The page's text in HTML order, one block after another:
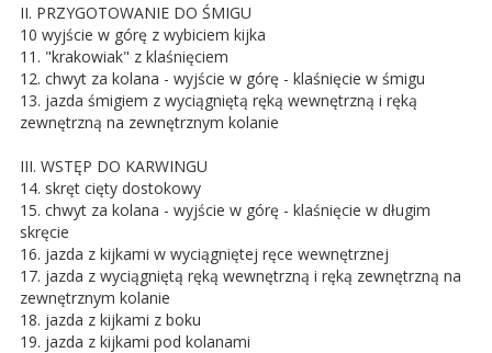
II. PRZYGOTOWANIE DO ŚMIGU
10 wyjście w górę z wybiciem kijka
11. "krakowiak" z klaśnięciem
12. chwyt za kolana - wyjście w górę - klaśnięcie w śmigu
13. jazda śmigiem z wyciągniętą ręką wewnętrzną i ręką
zewnętrzną na zewnętrznym kolanie
III. WSTĘP DO KARWINGU
14. skręt cięty dostokowy
15. chwyt za kolana - wyjście w górę - klaśnięcie w długim
skręcie
16. jazda z kijkami w wyciągniętej ręce wewnętrznej
17. jazda z wyciągniętą ręką wewnętrzną i ręką zewnętrzną na
zewnętrznym kolanie
18. jazda z kijkami z boku
19. jazda z kijkami pod kolanami